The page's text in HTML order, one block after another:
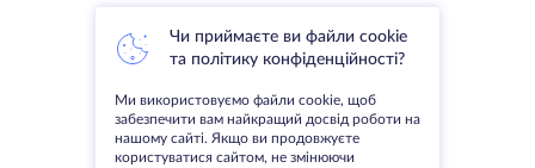
Чи приймаєте ви файли cookie
та політику конфіденційності?
Ми використовуємо файли cookie, щоб
забезпечити вам найкращий досвід роботи на
нашому сайті. Якщо ви продовжуєте
користуватися сайтом, не змінюючи